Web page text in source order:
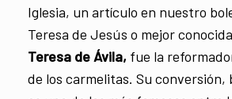
Iglesia, un artículo en nuestro
Teresa de Jesús o mejor
Teresa de Ávila, fue la
de los carmelitas. Su